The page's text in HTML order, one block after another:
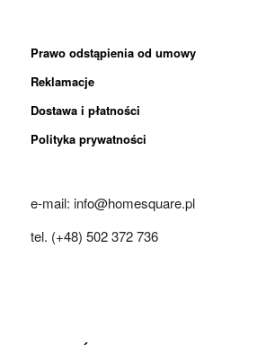
Prawo odstąpienia od umowy
Reklamacje
Dostawa i płatności
Polityka prywatności
e-mail: info@homesquare.pl
tel. (+48) 502 372 736